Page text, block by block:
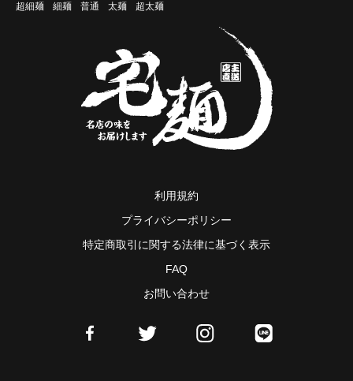
超細麺
細麺 普通 太麺 超太麺
利用規約
プライバシーポリシー
特定商取引に関する法律に基づく表示
FAQ
お問い合わせ